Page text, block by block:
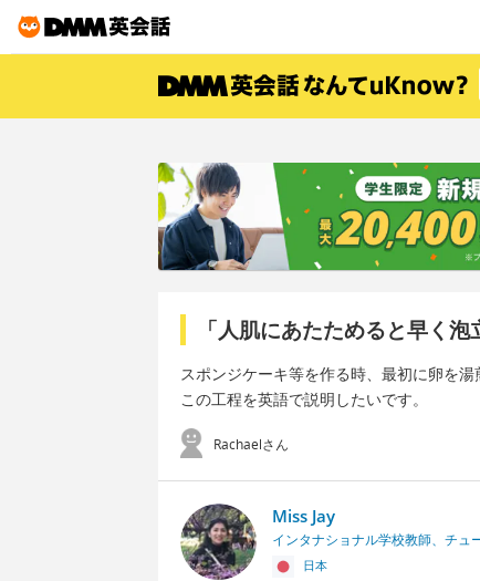
「人肌にあたためると早く
スポンジケーキ等を作る時、最初に卵を
この工程を英語で説明したいです。
Rachaelさん
Miss Jay
インタナショナル学校教師、チュ
日本